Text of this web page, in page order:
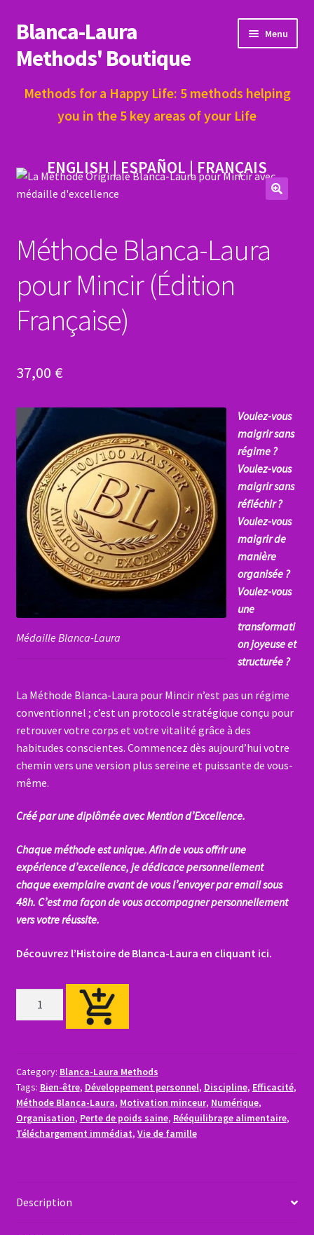
Skip
to
navigation
Skip
to
content
Blanca-Laura
Methods' Boutique
Menu
THE EXPERT
My Account
Returns Policy
Reviews
FAQ
Methods for a Happy Life: 5 methods helping
you in the 5 key areas of your Life
ENGLISH | ESPAÑOL | FRANÇAIS
Méthode Blanca-Laura
pour Mincir (Édition
Française)
37,00 €
Médaille Blanca-Laura
Voulez-vous
maigrir sans
régime ?
Voulez-vous
maigrir sans
réfléchir ?
Voulez-vous
maigrir de
manière
organisée ?
Voulez-vous
une
transformati
on joyeuse et
structurée ?
La Méthode Blanca-Laura pour Mincir n’est pas un régime
conventionnel ; c’est un protocole stratégique conçu pour
retrouver votre corps et votre vitalité grâce à des
habitudes conscientes. Commencez dès aujourd’hui votre
chemin vers une version plus sereine et puissante de vous-
même.
Créé par une diplômée avec Mention d’Excellence.
Chaque méthode est unique. Afin de vous offrir une
expérience d’excellence, je dédicace personnellement
chaque exemplaire avant de vous l’envoyer par email sous
48h. C’est ma façon de vous accompagner personnellement
vers votre réussite.
Découvrez l’Histoire de Blanca-Laura en cliquant ici.
Mincir
(Édition
Française)
quantity
Category: Blanca-Laura Methods
Tags: Bien-être, Développement personnel, Discipline, Efficacité,
Méthode Blanca-Laura, Motivation minceur, Numérique,
Organisation, Perte de poids saine, Rééquilibrage alimentaire,
Téléchargement immédiat, Vie de famille
Description